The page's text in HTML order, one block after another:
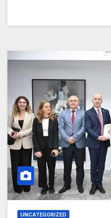
UNCATEGORIZED